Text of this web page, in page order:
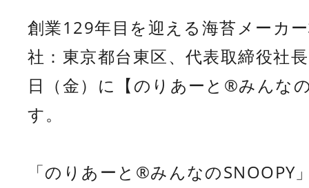
創業129年目を迎える海苔メーカ
社：東京都台東区、代表取締役社
日（金）に【のりあーと®みんな
す。
「のりあーと®みんなのSNOOPY